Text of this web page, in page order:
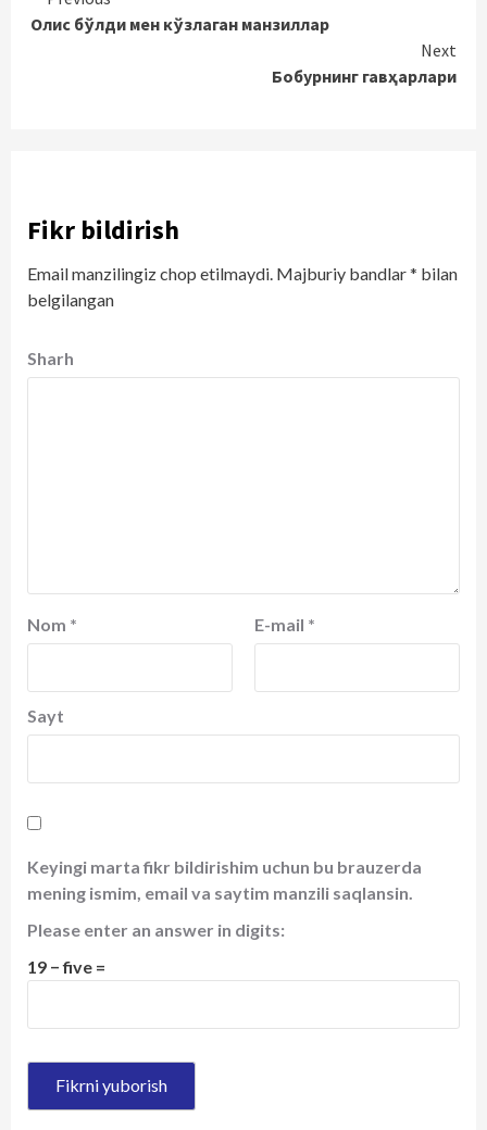
Reading
Олис бўлди мен кўзлаган манзиллар
Next
Бобурнинг гавҳарлари
Fikr bildirish
Email manzilingiz chop etilmaydi. Majburiy bandlar* bilan
belgilangan
Sharh
Nom * E-mail *
Sayt
Keyingi marta fikr bildirishim uchun bu brauzerda
mening ismim, email va saytim manzili saqlansin.
Please enter an answer in digits:
19 − five =